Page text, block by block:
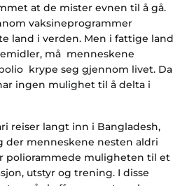
at de mister evnen til å gå.
vaksineprogrammer
land i verden. Men i fattige land
må menneskene
krype seg gjennom livet. Da
ingen mulighet til å delta i
reiser langt inn i Bangladesh,
der menneskene nesten aldri
poliorammede muligheten til et
utstyr og trening. I disse